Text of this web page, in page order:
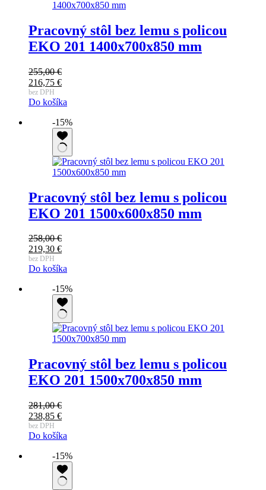
Pracovný stôl bez lemu s policou
EKO 201 1400x700x850 mm
255,00€
Pôvodná
cena
bola:
216,75 €
Aktuálna
cena
216,75 €.
bez DPH
Do košíka
-15%
Pracovný stôl bez lemu s policou
EKO 201 1500x600x850 mm
258,00€
Pôvodná
cena
bola:
219,30 €
Aktuálna
cena
219,30 €.
bez DPH
Do košíka
-15%
Pracovný stôl bez lemu s policou
EKO 201 1500x700x850 mm
281,00€
Pôvodná
cena
bola:
238,85 €
Aktuálna
cena
238,85 €.
bez DPH
Do košíka
-15%